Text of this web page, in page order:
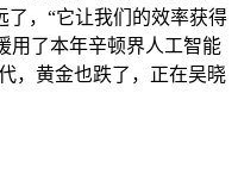
，“它让我们的效率获得
用了本年辛顿界人工智能
，黄金也跌了，正在吴晓